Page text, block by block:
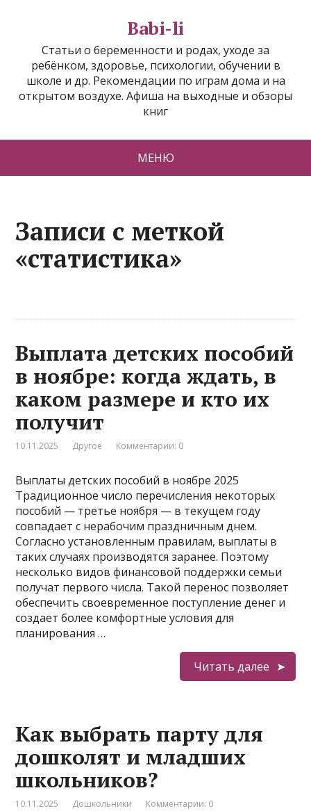
Babi-li
Статьи о беременности и родах, уходе за
ребёнком, здоровье, психологии, обучении в
школе и др. Рекомендации по играм дома и на
открытом воздухе. Афиша на выходные и обзоры
книг
МЕНЮ
Записи с меткой
«статистика»
Выплата детских пособий
в ноябре: когда ждать, в
каком размере и кто их
получит
10.11.2025 Другое Комментарии: 0
Выплаты детских пособий в ноябре 2025
Традиционное число перечисления некоторых
пособий — третье ноября — в текущем году
совпадает с нерабочим праздничным днем.
Согласно установленным правилам, выплаты в
таких случаях производятся заранее. Поэтому
несколько видов финансовой поддержки семьи
получат первого числа. Такой перенос позволяет
обеспечить своевременное поступление денег и
создает более комфортные условия для
планирования …
Читать далее
Как выбрать парту для
дошколят и младших
школьников?
10.11.2025 Дошкольники Комментарии: 0